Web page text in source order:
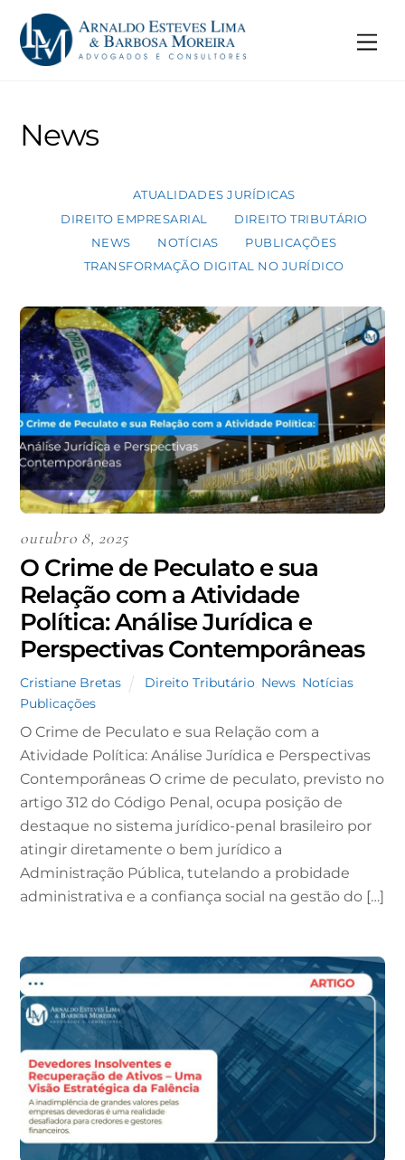
content
News
ATUALIDADES JURÍDICAS
DIREITO EMPRESARIAL
DIREITO TRIBUTÁRIO
NEWS
NOTÍCIAS
PUBLICAÇÕES
TRANSFORMAÇÃO DIGITAL NO JURÍDICO
outubro 8, 2025
O Crime de Peculato e sua
Relação com a Atividade
Política: Análise Jurídica e
Perspectivas Contemporâneas
Cristiane Bretas Direito Tributário, News, Notícias,
Publicações
O Crime de Peculato e sua Relação com a
Atividade Política: Análise Jurídica e Perspectivas
Contemporâneas O crime de peculato, previsto no
artigo 312 do Código Penal, ocupa posição de
destaque no sistema jurídico-penal brasileiro por
atingir diretamente o bem jurídico a
Administração Pública, tutelando a probidade
administrativa e a confiança social na gestão do […]